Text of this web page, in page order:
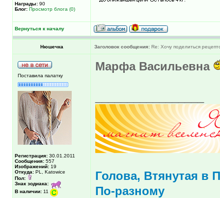
Награды: 90
Блог: Просмотр блога (0)
Вернуться к началу
Нюшечка Заголовок сообщения: Re: Хочу поделиться
Поставила палатку
Регистрация: 30.01.2011
Сообщения: 557
Изображений: 19
Откуда: PL, Katowice
Пол:
Знак зодиака:
В наличии: 11
Марфа Васильевна
Голова, Втянутая в
По-разному